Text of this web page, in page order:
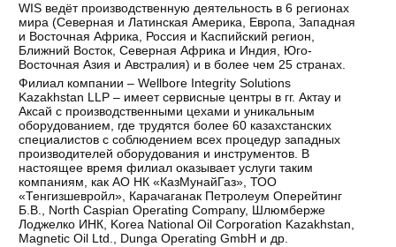
WIS ведёт производственную деятельность в 6 регионах
мира (Северная и Латинская Америка, Европа, Западная
и Восточная Африка, Россия и Каспийский регион,
Ближний Восток, Северная Африка и Индия, Юго-
Восточная Азия и Австралия) и в более чем 25 странах.
Филиал компании – Wellbore Integrity Solutions
Kazakhstan LLP – имеет сервисные центры в гг. Актау и
Аксай с производственными цехами и уникальным
оборудованием, где трудятся более 60 казахстанских
специалистов с соблюдением всех процедур западных
производителей оборудования и инструментов. В
настоящее время филиал оказывает услуги таким
компаниям, как АО НК «КазМунайГаз», ТОО
«Тенгизшевройл», Карачаганак Петролеум Оперейтинг
Б.В., North Caspian Operating Company, Шлюмберже
Лоджелко ИНК, Korea National Oil Corporation Kazakhstan,
Magnetic Oil Ltd., Dunga Operating GmbH и др.